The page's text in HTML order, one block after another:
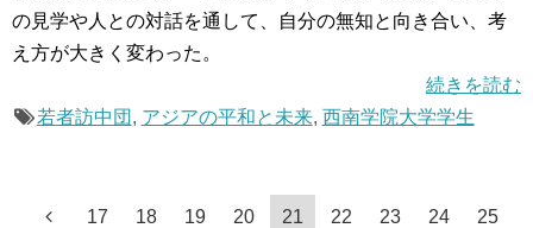
の見学や人との対話を通して、自分の無知と向き合い、考
え方が大きく変わった。
続きを読む
若者訪中団 , アジアの平和と未来, 西南学院大学学生
17 18 19 20 21 22 23 24 25